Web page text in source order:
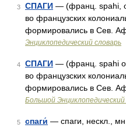
3 СПАГИ — (франц. spahi,
во французских
формировались в Сев.
Энциклопедический словарь
4 СПАГИ — (франц. spahi
во французских
формировались в Сев.
Большой Энциклопедический
5 спаги́ — спаги, нескл., мн